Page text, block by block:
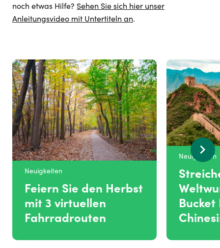
noch etwas Hilfe? Sehen Sie sich hier unser
Anleitungsvideo mit Untertiteln an.
Neuigkeiten
Feiern Sie den Herbst
mit 3 virtuellen
Fahrradrouten
Neuigkeiten
Bucket